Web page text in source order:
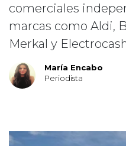
comerciales
marcas como Aldi,
Merkal y
María Encabo
Periodista